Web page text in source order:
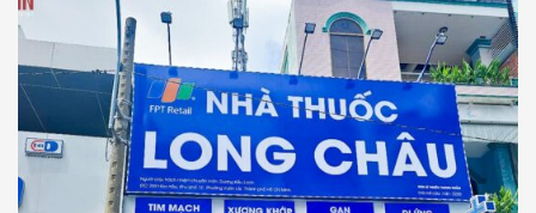
Long Châu Tại Xã Rạch Kiến, Tỉnh Tây
Ninh